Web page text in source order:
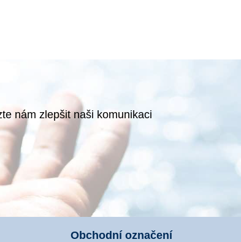
nám zlepšit naši komunikaci
Obchodní označení